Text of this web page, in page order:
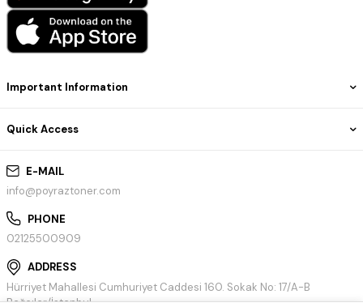
E-MAIL
info@poyraztoner.com
PHONE
02125500909
ADDRESS
Hürriyet Mahallesi Cumhuriyet Caddesi 160. Sokak No: 17/A-B
Bağcılar/İstanbul
Important Information
Quick Access